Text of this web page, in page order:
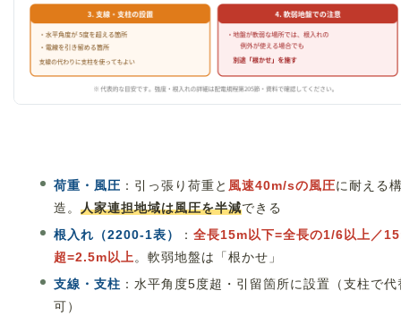
荷重・風圧 ：引っ張り荷重と 風速40m/sの風圧に耐える
造。 人家連担地域は風圧を半減できる
根入れ（2200-1表）
： 全長15m以下=全長の1/6以上／
超=2.5m以上。軟弱地盤は「根かせ」
支線・支柱 ：水平角度5度超・引留箇所に設置（支柱で代
可）